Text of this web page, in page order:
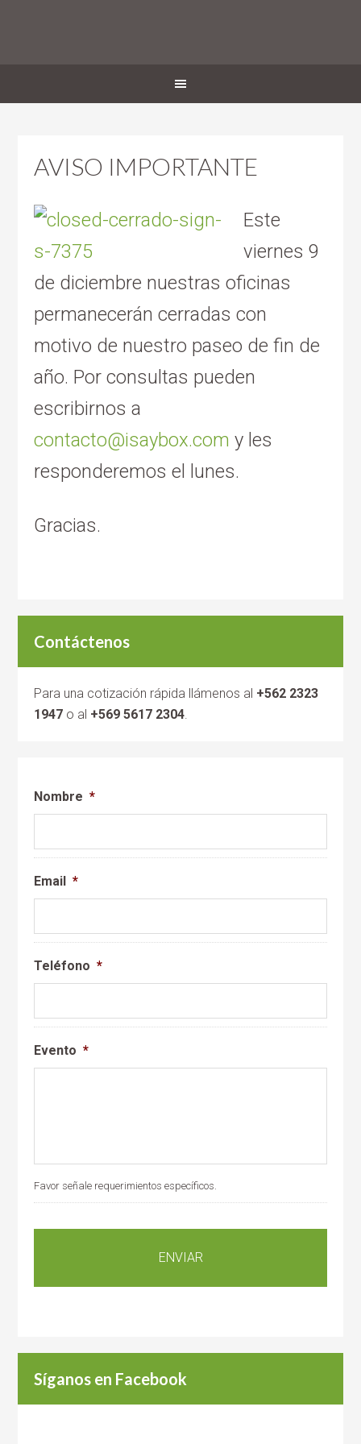
AVISO IMPORTANTE
Este
viernes 9
de diciembre nuestras oficinas
permanecerán cerradas con
motivo de nuestro paseo de fin de
año. Por consultas pueden
escribirnos a
contacto@isaybox.com y les
responderemos el lunes.
Gracias.
Contáctenos
Para una cotización rápida llámenos al +562 2323
1947 o al +569 5617 2304.
Nombre *
Email *
Teléfono *
Evento *
Favor señale requerimientos específicos.
Síganos en Facebook